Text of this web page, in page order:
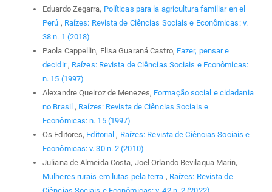
Eduardo Zegarra, Políticas para la agricultura familiar en el
Perú , Raízes: Revista de Ciências Sociais e Econômicas: v.
38 n. 1 (2018)
Paola Cappellin, Elisa Guaraná Castro, Fazer, pensar e
decidir , Raízes: Revista de Ciências Sociais e Econômicas:
n. 15 (1997)
Alexandre Queiroz de Menezes, Formação social e cidadania
no Brasil , Raízes: Revista de Ciências Sociais e
Econômicas: n. 15 (1997)
Os Editores, Editorial , Raízes: Revista de Ciências Sociais e
Econômicas: v. 30 n. 2 (2010)
Juliana de Almeida Costa, Joel Orlando Bevilaqua Marin,
Mulheres rurais em lutas pela terra , Raízes: Revista de